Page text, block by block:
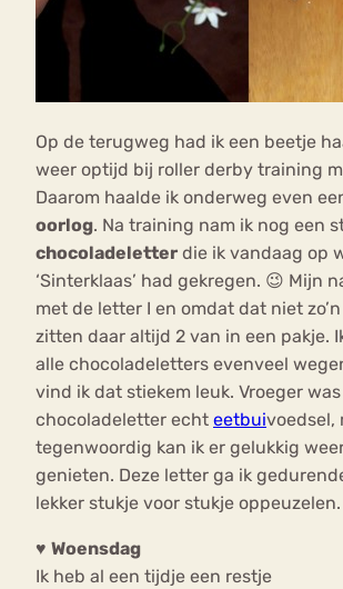
Op de terugweg had ik een beetje
weer optijd bij roller derby training
Daarom haalde ik onderweg even
oorlog. Na training nam ik nog een
chocoladeletter die ik vandaag op
‘Sinterklaas’ had gekregen. 😉 Mijn
met de letter I en omdat dat niet
zitten daar altijd 2 van in een pakje.
alle chocoladeletters evenveel
vind ik dat stiekem leuk. Vroeger
chocoladeletter echt eetbuivoedsel,
tegenwoordig kan ik er gelukkig
genieten. Deze letter ga ik
lekker stukje voor stukje oppeuzelen.
♥ Woensdag
Ik heb al een tijdje een restje